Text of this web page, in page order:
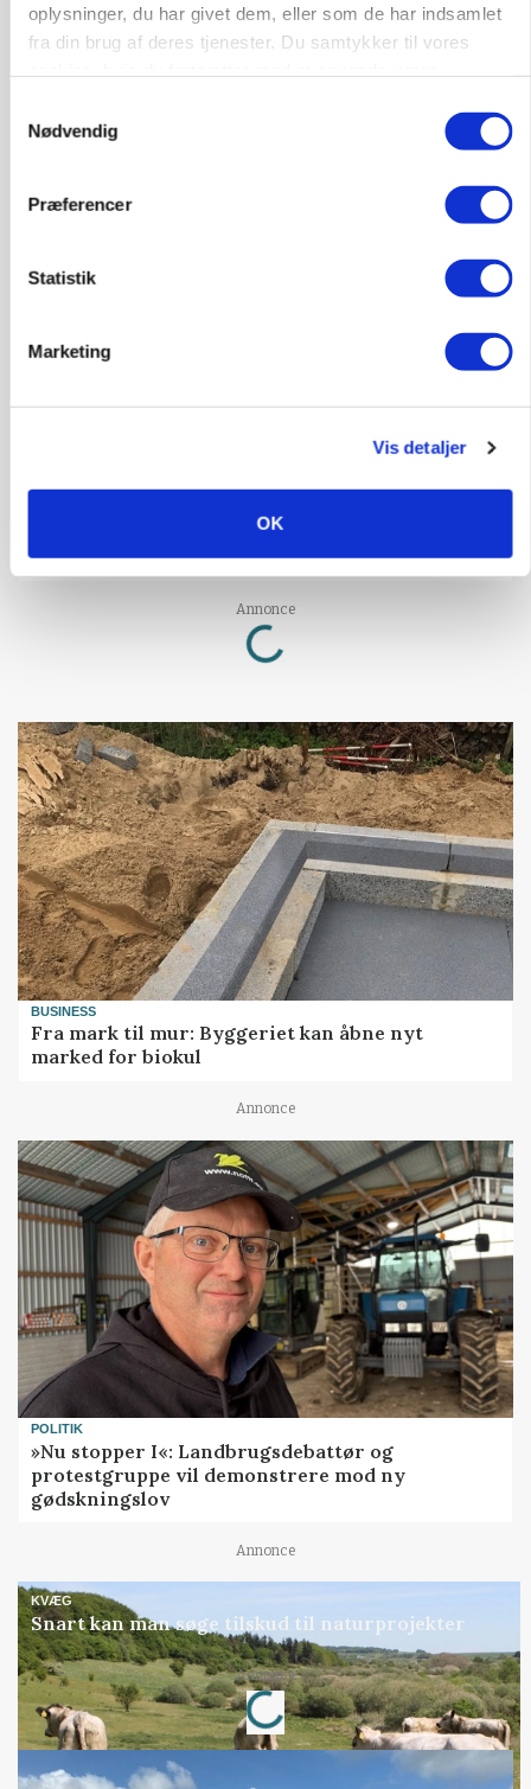
oplysninger, du har givet dem, eller som de har indsamlet
fra din brug af deres tjenester. Du samtykker til vores
Nødvendig
Præferencer
Statistik
Marketing
Vis detaljer
OK
GRISE
Rådgiver om DB-Tjek: Små justeringer kan give
Ejer eller medejer? Nyt tv-format udfordrer
landbrugets ejerstruktur
Annonce
Loading...
BUSINESS
Fra mark til mur: Byggeriet kan åbne nyt
marked for biokul
Annonce
POLITIK
»Nu stopper I«: Landbrugsdebattør og
protestgruppe vil demonstrere mod ny
gødskningslov
Annonce
KVÆG
Snart kan man søge tilskud til naturprojekter
Annonce
Loading...